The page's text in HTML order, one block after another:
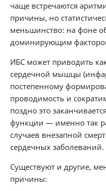
чаще встречаются
причины, но
меньшинство: на фоне
доминирующим
ИБС может приводить
сердечной мышцы
постепенному
проводимость и
поздно это
функции — именно так
случаев внезапной
сердечных заболеваний.
Существуют и другие,
причины: